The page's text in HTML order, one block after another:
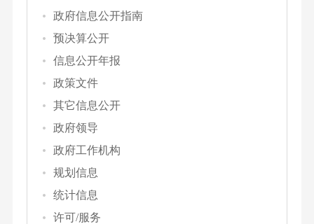
政府信息公开指南
预决算公开
信息公开年报
政策文件
其它信息公开
政府领导
政府工作机构
规划信息
统计信息
许可/服务